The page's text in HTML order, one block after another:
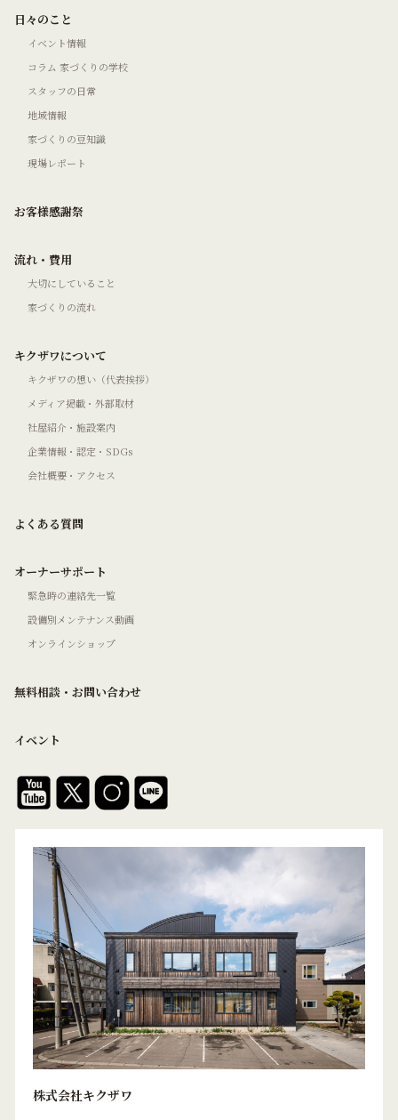
日々のこと
イベント情報
コラム 家づくりの学校
スタッフの日常
地域情報
家づくりの豆知識
現場レポート
お客様感謝祭
流れ・費用
大切にしていること
家づくりの流れ
キクザワについて
キクザワの想い（代表挨拶）
メディア掲載・外部取材
社屋紹介・施設案内
企業情報・認定・SDGs
会社概要・アクセス
よくある質問
オーナーサポート
緊急時の連絡先一覧
設備別メンテナンス動画
オンラインショップ
無料相談・お問い合わせ
イベント
株式会社キクザワ